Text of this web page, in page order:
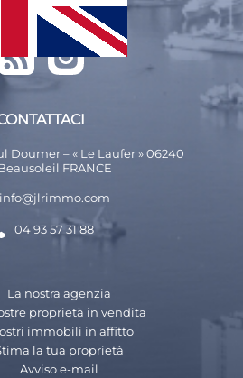
SEGUICI
Doumer – « Le Laufer » 06240
FRANCE
info@jlrimmo.com
04 93 57 31 88
La nostra agenzia
proprietà in vendita
immobili in affitto
la tua proprietà
Avviso e-mail